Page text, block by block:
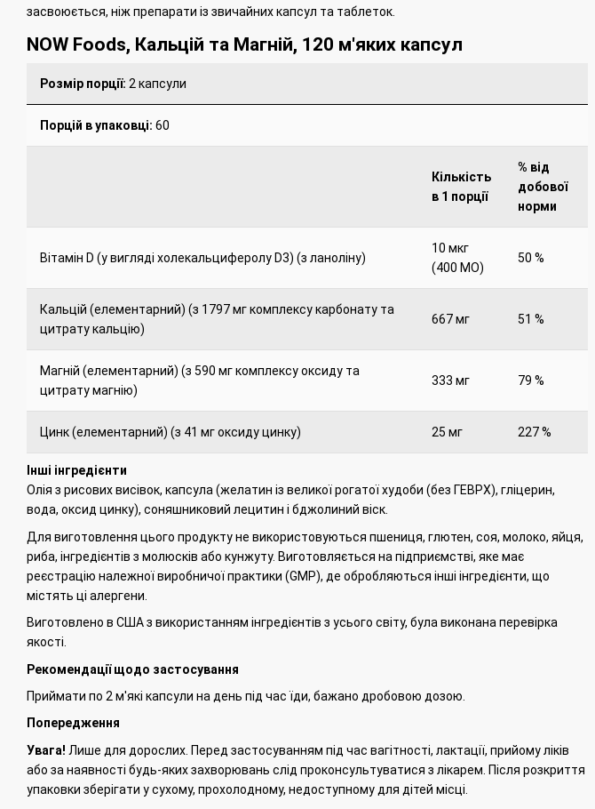
засвоюється, ніж препарати із звичайних капсул та таблеток.
NOW Foods, Кальцій та Магній, 120 м'яких капсул
Розмір порції: 2 капсули
Порцій в упаковці: 60
Кількість
в 1 порції
% від
добової
норми
Вітамін D (у вигляді холекальциферолу D3) (з ланоліну)
10 мкг
(400 МО)
50 %
Кальцій (елементарний) (з 1797 мг комплексу карбонату та
цитрату кальцію)
667 мг 51 %
Магній (елементарний) (з 590 мг комплексу оксиду та
цитрату магнію)
333 мг 79 %
Цинк (елементарний) (з 41 мг оксиду цинку) 25 мг 227 %
Інші інгредієнти
Олія з рисових висівок, капсула (желатин із великої рогатої худоби (без ГЕВРХ), гліцерин,
вода, оксид цинку), соняшниковий лецитин і бджолиний віск.
Для виготовлення цього продукту не використовуються пшениця, глютен, соя, молоко, яйця,
риба, інгредієнтів з молюсків або кунжуту. Виготовляється на підприємстві, яке має
реєстрацію належної виробничої практики (GMP), де обробляються інші інгредієнти, що
містять ці алергени.
Виготовлено в США з використанням інгредієнтів з усього світу, була виконана перевірка
якості.
Рекомендації щодо застосування
Приймати по 2 м'які капсули на день під час їди, бажано дробовою дозою.
Попередження
Увага! Лише для дорослих. Перед застосуванням під час вагітності, лактації, прийому ліків
або за наявності будь-яких захворювань слід проконсультуватися з лікарем. Після розкриття
упаковки зберігати у сухому, прохолодному, недоступному для дітей місці.